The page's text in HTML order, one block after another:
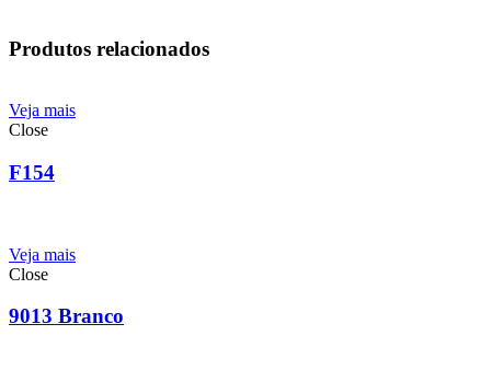
Produtos relacionados
Veja mais
Close
F154
Veja mais
Close
9013 Branco